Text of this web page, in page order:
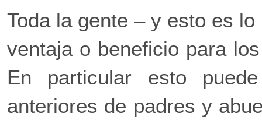
Toda la gente – y esto es
ventaja o beneficio para
En particular esto
anteriores de padres y